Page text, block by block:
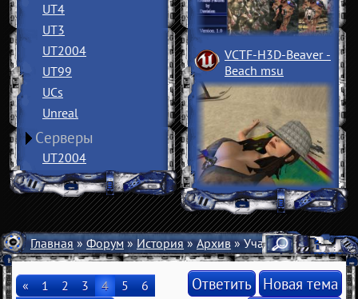
UT4
UT3
UT2004
UT99
UCs
Unreal
Серверы
UT2004
VCTF-H3D-Beaver ­
Beach msu
Главная»Форум»История»Архив» Участие в Турнире
« 1 2 3 4 5
6
Ответить Новая тема